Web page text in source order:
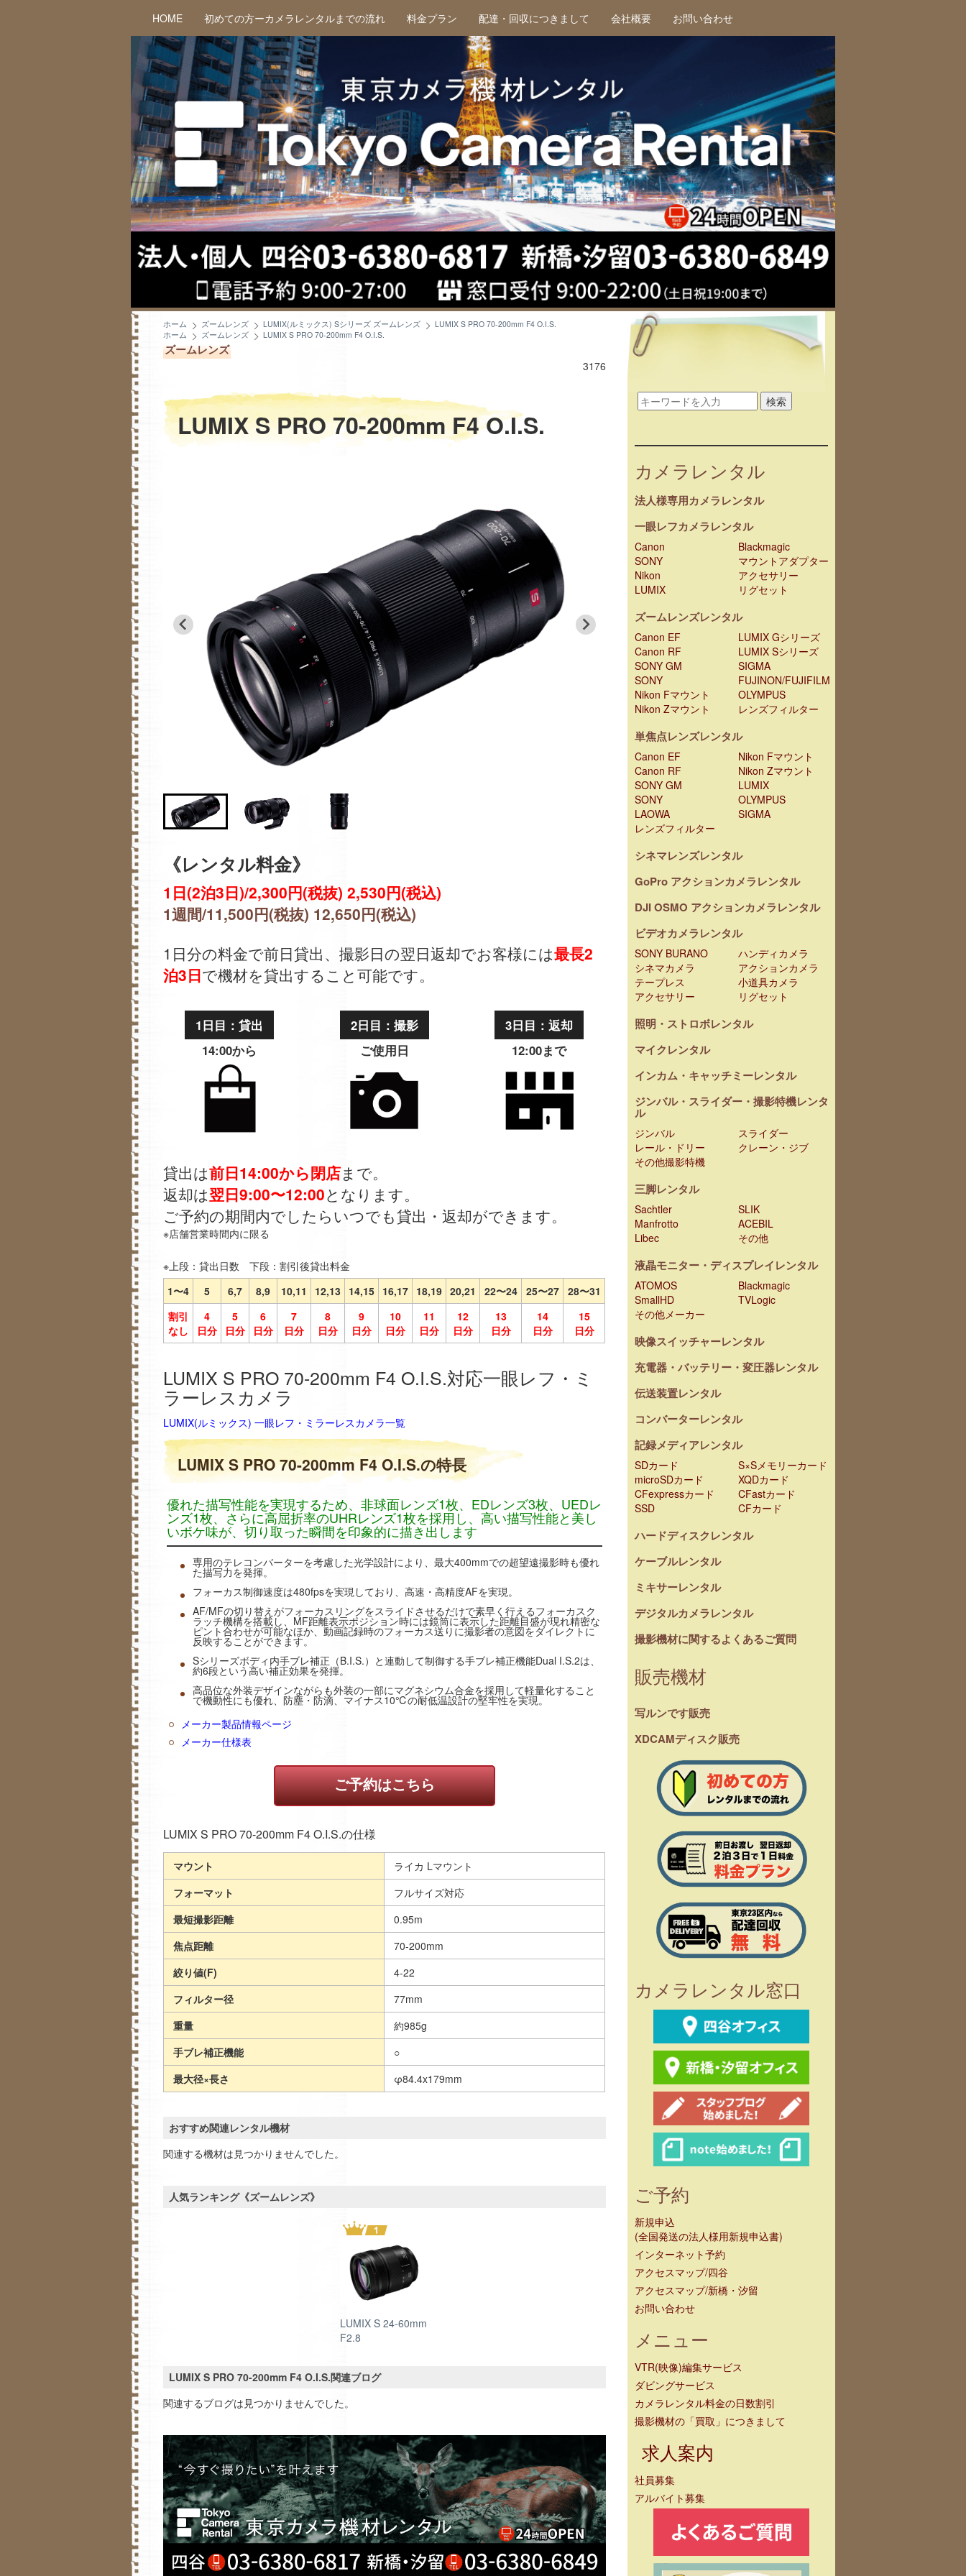
HOME 初めての方ーカメラレンタルまでの流れ 料金プラン 配達・回収につきまして 会社概要 お問い合わせ
ホーム ズームレンズ LUMIX(ルミックス) Sシリーズ ズームレンズ
LUMIX S PRO 70-200mm F4 O.I.S.
ホーム
ズームレンズ LUMIX S PRO 70-200mm F4 O.I.S.
ズームレンズ
3176
LUMIX S PRO 70-200mm F4 O.I.S.
《レンタル料金》
1日(2泊3日)/2,300円(税抜) 2,530円(税込)
1週間/11,500円(税抜) 12,650円(税込)
1日分の料金で前日貸出、撮影日の翌日返却でお客様には最長2
泊3日で機材を貸出すること可能です。
1日目：貸出
14:00から
2日目：撮影
ご使用日
3日目：返却
12:00まで
貸出は前日14:00から閉店まで。
返却は翌日9:00〜12:00となります。
ご予約の期間内でしたらいつでも貸出・返却ができます。
※店舗営業時間内に限る
※上段：貸出日数 下段：割引後貸出料金
1〜4
5 6,7 8,9 10,11 12,13 14,15 16,17 18,19 20,21 22〜24 25〜27
28〜31
割引
なし
4
日分
5
日分
6
日分
7
日分
8
日分
9
日分
10
日分
11
日分
12
日分
13
日分
14
日分
15
日分
LUMIX S PRO 70-200mm F4 O.I.S.対応一眼レフ・ミ
ラーレスカメラ
LUMIX(ルミックス) 一眼レフ・ミラーレスカメラ一覧
LUMIX S PRO 70-200mm F4 O.I.S.の特長
優れた描写性能を実現するため、非球面レンズ1枚、EDレンズ3枚、UEDレ
ンズ1枚、さらに高屈折率のUHRレンズ1枚を採用し、高い描写性能と美し
いボケ味が、切り取った瞬間を印象的に描き出します
専用のテレコンバーターを考慮した光学設計により、最大400mmでの超望遠撮影時も優れ
た描写力を発揮。
フォーカス制御速度は480fpsを実現しており、高速・高精度AFを実現。
AF/MFの切り替えがフォーカスリングをスライドさせるだけで素早く行えるフォーカスク
ラッチ機構を搭載し、MF距離表示ポジション時には鏡筒に表示した距離目盛が現れ精密な
ピント合わせが可能なほか、動画記録時のフォーカス送りに撮影者の意図をダイレクトに
反映することができます。
Sシリーズボディ内手ブレ補正（B.I.S.）と連動して制御する手ブレ補正機能Dual I.S.2は、
約6段という高い補正効果を発揮。
高品位な外装デザインながらも外装の一部にマグネシウム合金を採用して軽量化すること
で機動性にも優れ、防塵・防滴、マイナス10℃の耐低温設計の堅牢性を実現。
メーカー製品情報ページ
メーカー仕様表
ご予約はこちら
LUMIX S PRO 70-200mm F4 O.I.S.の仕様
マウント
ライカ Lマウント
フォーマット
フルサイズ対応
最短撮影距離
0.95m
焦点距離
70-200mm
絞り値(F)
4-22
フィルター径
77mm
重量
約985g
手ブレ補正機能
○
最大径×長さ
φ84.4x179mm
おすすめ関連レンタル機材
関連する機材は見つかりませんでした。
人気ランキング《ズームレンズ》
LUMIX S 24-60mm
F2.8
LUMIX S PRO 70-200mm F4 O.I.S.関連ブログ
関連するブログは見つかりませんでした。
検索
カメラレンタル
法人様専用カメラレンタル
一眼レフカメラレンタル
Canon
Blackmagic
SONY
マウントアダプター
Nikon
アクセサリー
LUMIX
リグセット
ズームレンズレンタル
Canon EF
LUMIX Gシリーズ
Canon RF
LUMIX Sシリーズ
SONY GM
SIGMA
SONY
FUJINON/FUJIFILM
Nikon Fマウント
OLYMPUS
Nikon Zマウント
レンズフィルター
単焦点レンズレンタル
Canon EF
Nikon Fマウント
Canon RF
Nikon Zマウント
SONY GM
LUMIX
SONY
OLYMPUS
LAOWA
SIGMA
レンズフィルター
シネマレンズレンタル
GoPro アクションカメラレンタル
DJI OSMO アクションカメラレンタル
ビデオカメラレンタル
SONY BURANO
ハンディカメラ
シネマカメラ
アクションカメラ
テープレス
小道具カメラ
アクセサリー
リグセット
照明・ストロボレンタル
マイクレンタル
インカム・キャッチミーレンタル
ジンバル・スライダー・撮影特機レンタ
ル
ジンバル
スライダー
レール・ドリー
クレーン・ジブ
その他撮影特機
三脚レンタル
Sachtler
SLIK
Manfrotto
ACEBIL
Libec
その他
液晶モニター・ディスプレイレンタル
ATOMOS
Blackmagic
SmallHD
TVLogic
その他メーカー
映像スイッチャーレンタル
充電器・バッテリー・変圧器レンタル
伝送装置レンタル
コンバーターレンタル
記録メディアレンタル
SDカード
S×Sメモリーカード
microSDカード
XQDカード
CFexpressカード
CFastカード
SSD
CFカード
ハードディスクレンタル
ケーブルレンタル
ミキサーレンタル
デジタルカメラレンタル
撮影機材に関するよくあるご質問
販売機材
写ルンです販売
XDCAMディスク販売
カメラレンタル窓口
ご予約
新規申込
(全国発送の法人様用新規申込書)
インターネット予約
アクセスマップ/四谷
アクセスマップ/新橋・汐留
お問い合わせ
メニュー
VTR(映像)編集サービス
ダビングサービス
カメラレンタル料金の日数割引
撮影機材の「買取」につきまして
求人案内
社員募集
アルバイト募集